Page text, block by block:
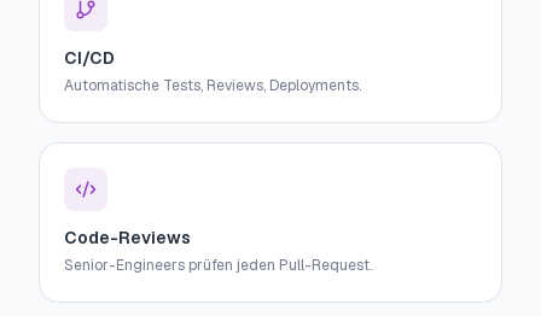
CI/CD
Automatische Tests, Reviews, Deployments.
Code-Reviews
Senior-Engineers prüfen jeden Pull-Request.